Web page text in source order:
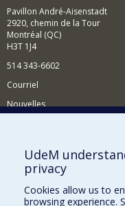
Pavillon André-Aisenstadt
2920, chemin de la Tour
Montréal (QC)
H3T 1J4
514 343-6602
Courriel
Nouvelles
Comment soutenir le
BESOIN D'AIDE?
Plan du site
UdeM
privacy
Cookies allow us to
browsing experience.